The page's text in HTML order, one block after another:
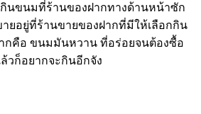
นขนมที่ร้านของฝากทางด้านหน้าซัก
อยู่ที่ร้านขายของฝากที่มีให้เลือกกิน
กคือ ขนมมันหวาน ที่อร่อยจนต้องซื้อ
วก็อยากจะกินอีกจัง